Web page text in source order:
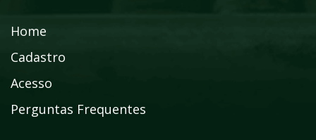
Home
Cadastro
Acesso
Perguntas Frequentes